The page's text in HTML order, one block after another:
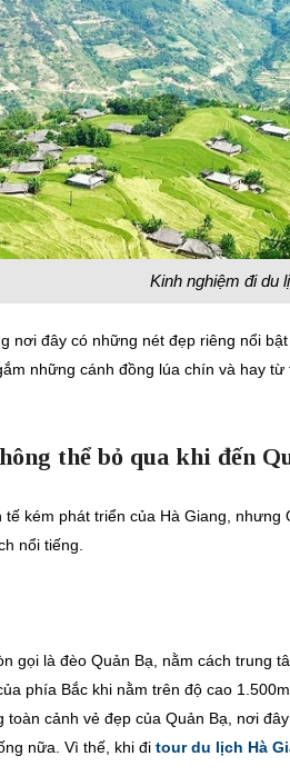
Kinh nghiệm đi du
nơi đây có những nét đẹp riêng nổi
những cánh đồng lúa chín và hay
thể bỏ qua khi đến
kém phát triển của Hà Giang,
nổi tiếng.
gọi là đèo Quản Bạ, nằm cách trung
phía Bắc khi nằm trên độ cao
toàn cảnh vẻ đẹp của Quản Bạ, nơi
nữa. Vì thế, khi đi tour du lịch Hà